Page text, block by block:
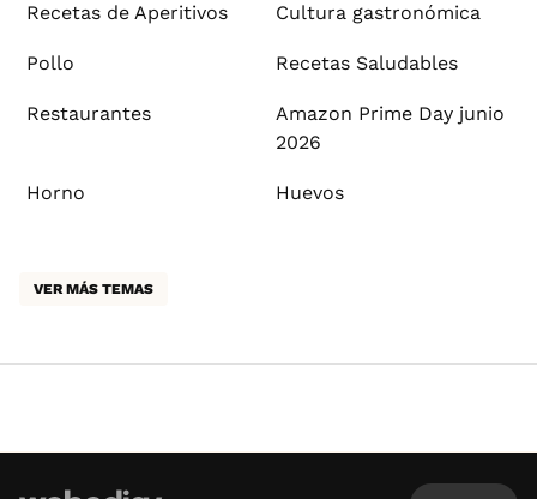
Recetas de Aperitivos Cultura gastronómica
Pollo Recetas Saludables
Restaurantes
Amazon Prime Day junio
2026
Horno Huevos
VER MÁS TEMAS